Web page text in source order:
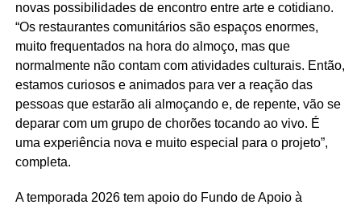
novas possibilidades de encontro entre arte e cotidiano.
“Os restaurantes comunitários são espaços enormes,
muito frequentados na hora do almoço, mas que
normalmente não contam com atividades culturais. Então,
estamos curiosos e animados para ver a reação das
pessoas que estarão ali almoçando e, de repente, vão se
deparar com um grupo de chorões tocando ao vivo. É
uma experiência nova e muito especial para o projeto”,
completa.
A temporada 2026 tem apoio do Fundo de Apoio à